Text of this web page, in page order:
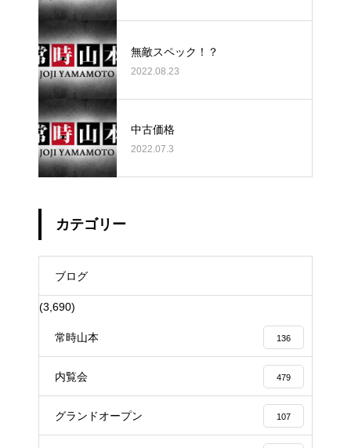
無敵スペック！？
2022.08.23
中古価格
2022.07.3
カテゴリー
ブログ
(3,690)
常時山本 136
内覧会 479
グランドオープン 107